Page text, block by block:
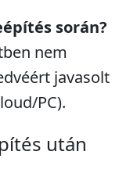
során?
nem
javasolt
PC).
után